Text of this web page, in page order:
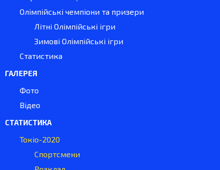
Олімпійські чемпіони та призери
Літні Олімпійські ігри
Зимові Олімпійські ігри
Статистика
ГАЛЕРЕЯ
Фото
Відео
СТАТИСТИКА
Токіо-2020
Спортсмени